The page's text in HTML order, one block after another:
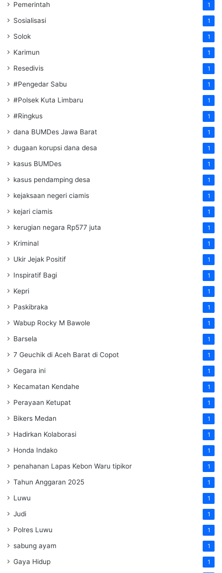
Pemerintah 1
Sosialisasi 1
Solok 1
Karimun 1
Resedivis 1
#Pengedar Sabu 1
#Polsek Kuta Limbaru 1
#Ringkus 1
dana BUMDes Jawa Barat 1
dugaan korupsi dana desa 1
kasus BUMDes 1
kasus pendamping desa 1
kejaksaan negeri ciamis 1
kejari ciamis 1
kerugian negara Rp577 juta 1
Kriminal 1
Ukir Jejak Positif 1
Inspiratif Bagi 1
Kepri 1
Paskibraka 1
Wabup Rocky M Bawole 1
Barsela 1
7 Geuchik di Aceh Barat di Copot 1
Gegara ini 1
Kecamatan Kendahe 1
Perayaan Ketupat 1
Bikers Medan 1
Hadirkan Kolaborasi 1
Honda Indako 1
penahanan Lapas Kebon Waru tipikor 1
Tahun Anggaran 2025 1
Luwu 1
Judi 1
Polres Luwu 1
sabung ayam 1
Gaya Hidup 1